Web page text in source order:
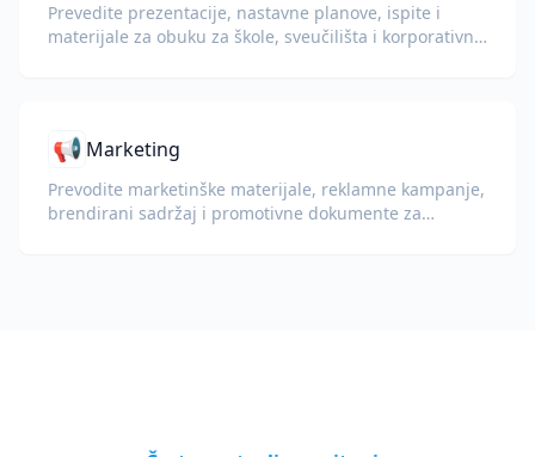
Prevedite prezentacije, nastavne planove, ispite i
materijale za obuku za škole, sveučilišta i korporativne
📢 Marketing
Prevodite marketinške materijale, reklamne kampanje,
brendirani sadržaj i promotivne dokumente za